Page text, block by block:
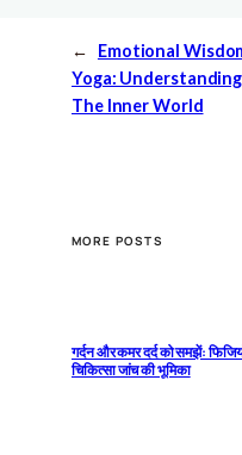
←
Emotional
Yoga: Understanding
The Inner World
MORE POSTS
गर्दन और कमर दर्द को समझें:
चिकित्सा जांच की भूमिका